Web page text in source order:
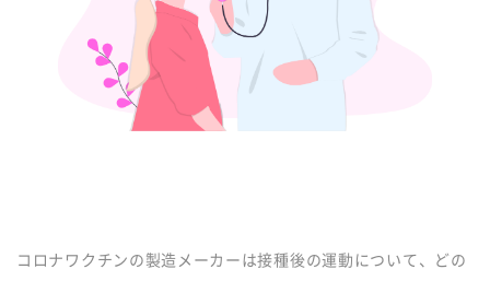
コロナワクチンの製造メーカーは接種後の運動について、どの